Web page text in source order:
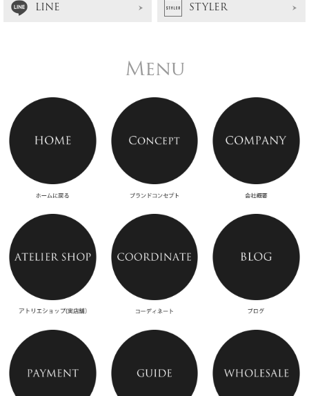
LINE
STYLER
Menu